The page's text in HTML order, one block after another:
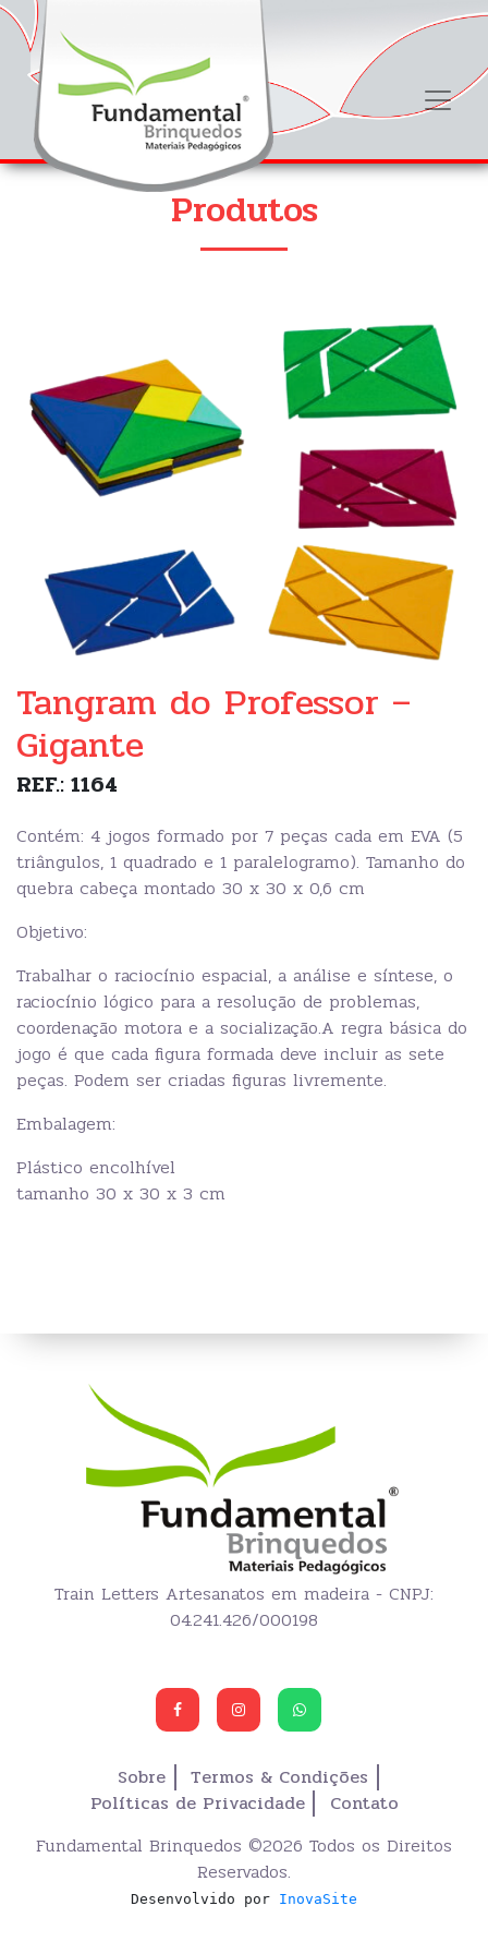
Produtos
Tangram do Professor –
Gigante
REF.: 1164
Contém: 4 jogos formado por 7 peças cada em EVA (5
triângulos, 1 quadrado e 1 paralelogramo). Tamanho do
quebra cabeça montado 30 x 30 x 0,6 cm
Objetivo:
Trabalhar o raciocínio espacial, a análise e síntese, o
raciocínio lógico para a resolução de problemas,
coordenação motora e a socialização.A regra básica do
jogo é que cada figura formada deve incluir as sete
peças. Podem ser criadas figuras livremente.
Embalagem:
Plástico encolhível
tamanho 30 x 30 x 3 cm
Train Letters Artesanatos em madeira - CNPJ:
04.241.426/000198
Sobre
Termos & Condições
Políticas de Privacidade
Contato
Fundamental Brinquedos ©2026 Todos os Direitos
Reservados.
Desenvolvido por InovaSite